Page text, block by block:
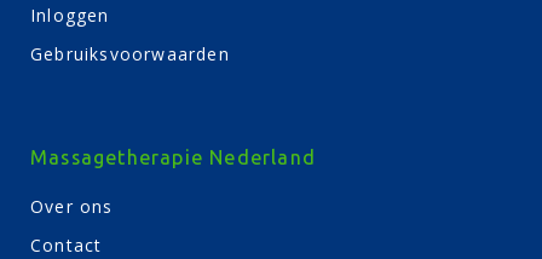
Inloggen
Gebruiksvoorwaarden
Massagetherapie Nederland
Over ons
Contact